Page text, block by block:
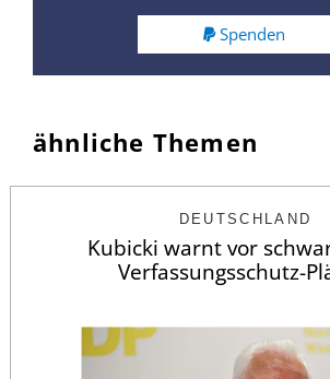
Spenden
ähnliche Themen
DEUTSCHLAND
Kubicki warnt vor
Verfassungsschutz-